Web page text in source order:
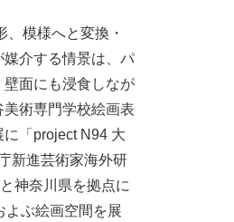
模様へと変換・
介する情景は、パ
面にも浸食しなが
術専門学校絵画表
「project N94 大
新進芸術家海外研
神奈川県を拠点に
よぶ絵画空間を展